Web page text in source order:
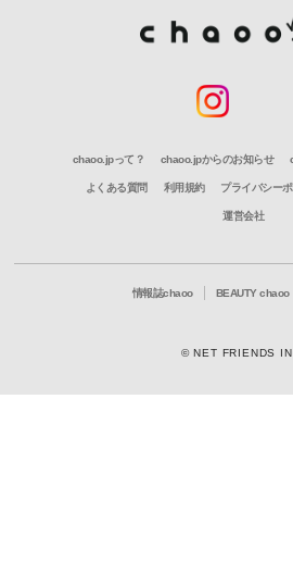
chaoo.jpって？ chaoo.jpからのお知らせ
よくある質問 利用規約 プライバシー
運営会社
情報誌chaoo BEAUTY chaoo
© NET FRIENDS